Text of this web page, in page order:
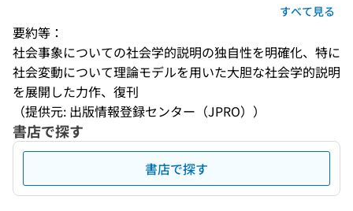
すべて見る
要約等：
社会事象についての社会学的説明の独自性を明確化、特に
社会変動について理論モデルを用いた大胆な社会学的説明
を展開した力作、復刊
（提供元: 出版情報登録センター（JPRO））
書店で探す
書店で探す